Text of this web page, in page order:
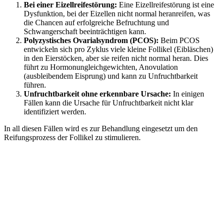
Bei einer Eizellreifestörung: Eine Eizellreifestörung ist eine
Dysfunktion, bei der Eizellen nicht normal heranreifen, was
die Chancen auf erfolgreiche Befruchtung und
Schwangerschaft beeinträchtigen kann.
Polyzystisches Ovarialsyndrom (PCOS): Beim PCOS
entwickeln sich pro Zyklus viele kleine Follikel (Eibläschen)
in den Eierstöcken, aber sie reifen nicht normal heran. Dies
führt zu Hormonungleichgewichten, Anovulation
(ausbleibendem Eisprung) und kann zu Unfruchtbarkeit
führen.
Unfruchtbarkeit ohne erkennbare Ursache: In einigen
Fällen kann die Ursache für Unfruchtbarkeit nicht klar
identifiziert werden.
In all diesen Fällen wird es zur Behandlung eingesetzt um den
Reifungsprozess der Follikel zu stimulieren.